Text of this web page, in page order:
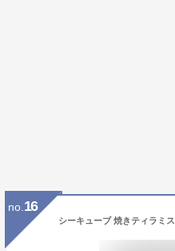
no. 16